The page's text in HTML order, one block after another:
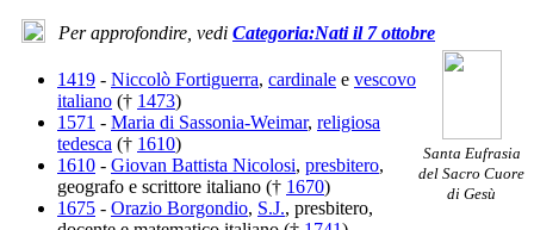
Per approfondire, vedi Categoria:Nati il 7 ottobre
Santa Eufrasia
del Sacro Cuore
di Gesù
1419 - Niccolò Fortiguerra, cardinale e vescovo
italiano († 1473)
1571 - Maria di Sassonia-Weimar, religiosa
tedesca († 1610)
1610 - Giovan Battista Nicolosi, presbitero,
geografo e scrittore italiano († 1670)
1675 - Orazio Borgondio, S.J., presbitero,